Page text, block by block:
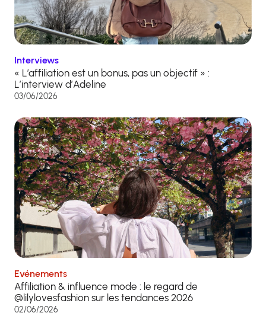
Interviews
« L’affiliation est un bonus, pas un objectif » :
L’interview d’Adeline
03/06/2026
Evénements
Affiliation & influence mode : le regard de
@lilylovesfashion sur les tendances 2026
02/06/2026